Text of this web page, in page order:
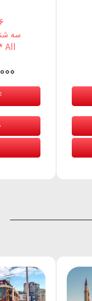
6 شب
سه
All